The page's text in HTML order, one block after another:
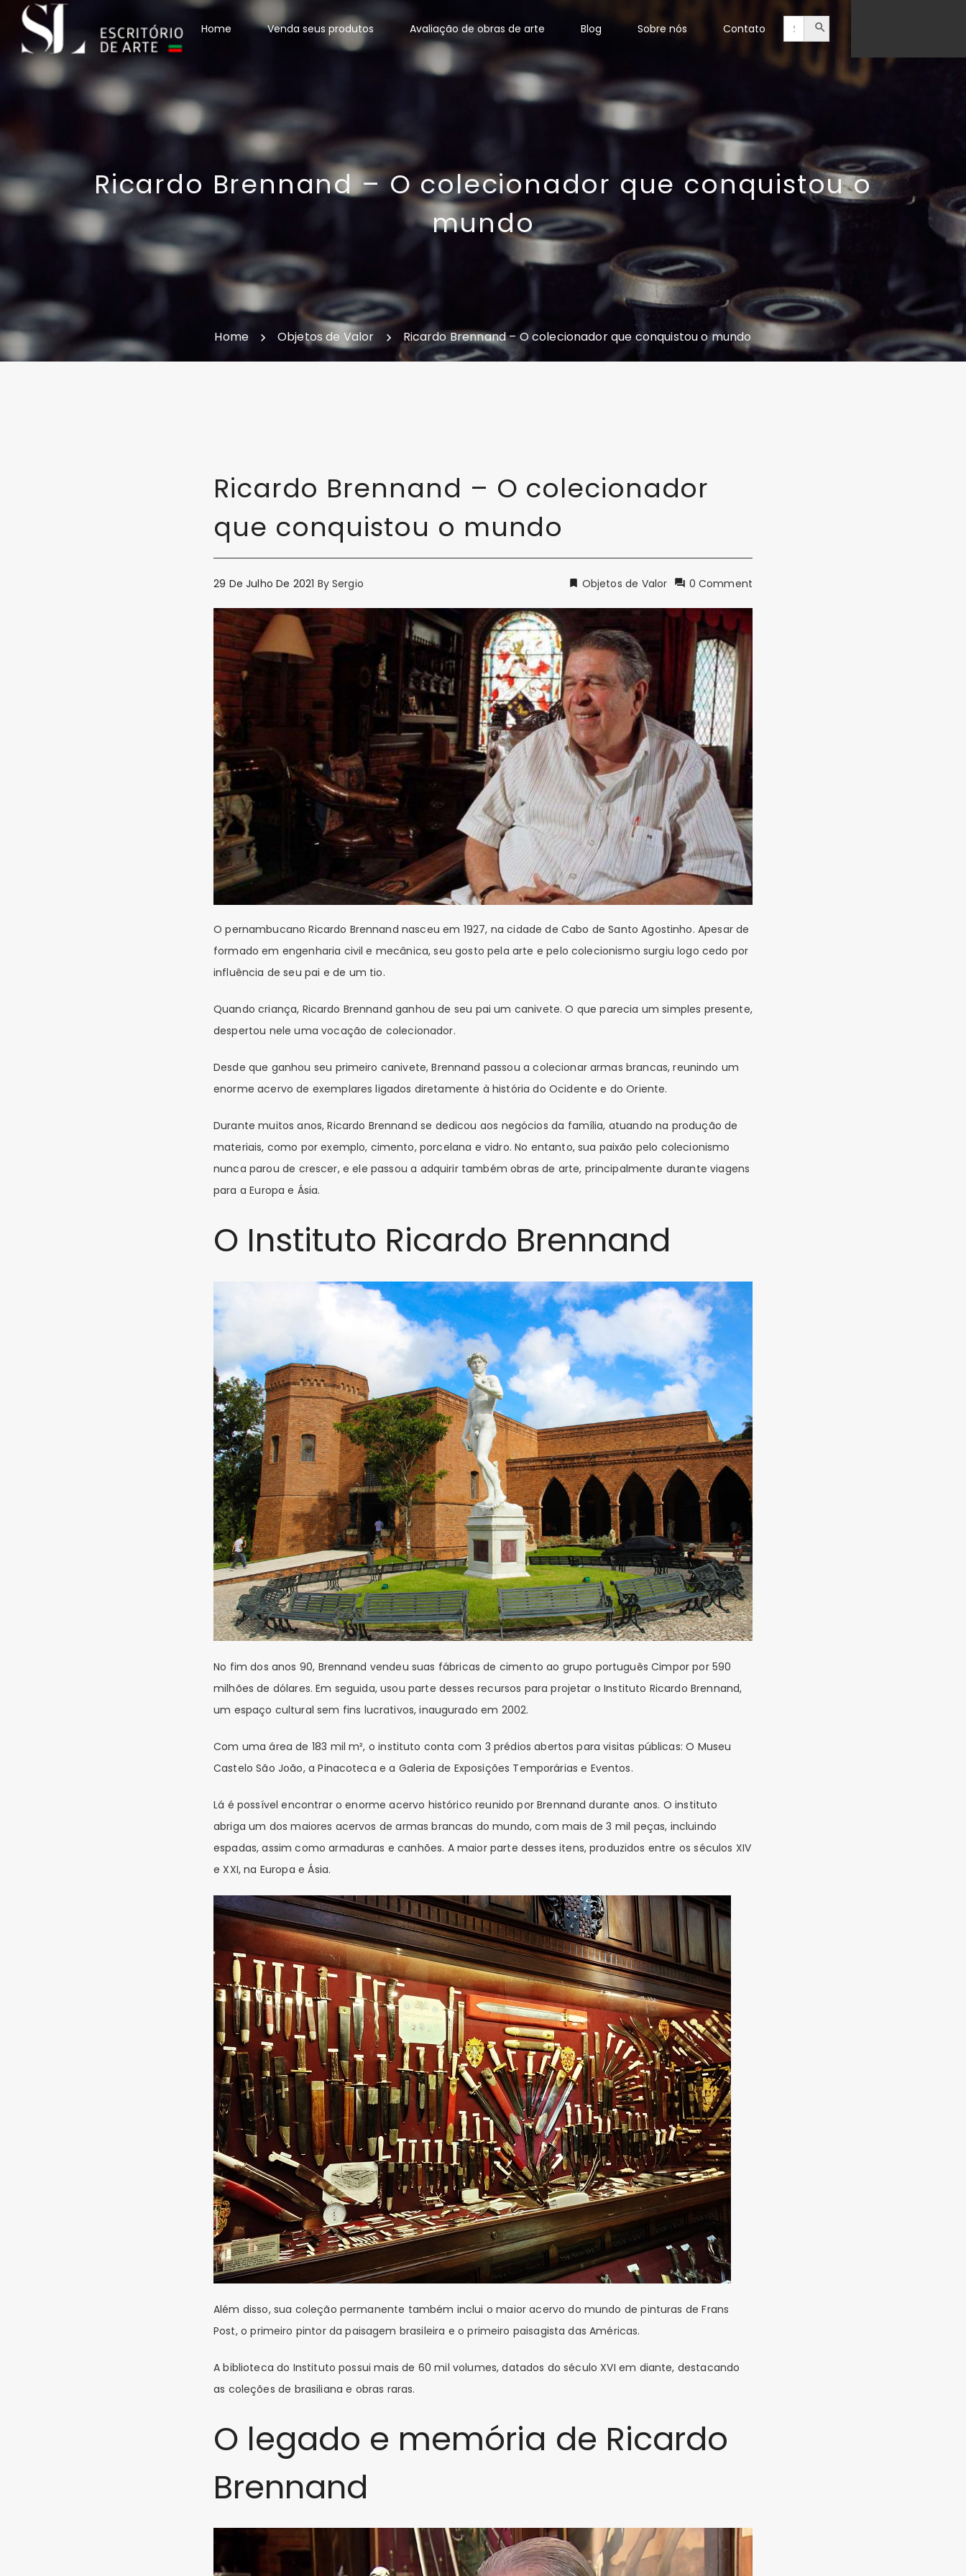
Home Venda seus produtos Avaliação de obras de arte Blog Sobre nós Contato SEARCH BUTTON
Ricardo Brennand – O colecionador que conquistou o
mundo
Home Objetos de Valor Ricardo Brennand – O colecionador que conquistou o mundo
Ricardo Brennand – O colecionador
que conquistou o mundo
29 De Julho De 2021 BySergio Objetos de Valor 0 Comment
O pernambucano Ricardo Brennand nasceu em 1927, na cidade de Cabo de Santo Agostinho. Apesar de
formado em engenharia civil e mecânica, seu gosto pela arte e pelo colecionismo surgiu logo cedo por
influência de seu pai e de um tio.
Quando criança, Ricardo Brennand ganhou de seu pai um canivete. O que parecia um simples presente,
despertou nele uma vocação de colecionador.
Desde que ganhou seu primeiro canivete, Brennand passou a colecionar armas brancas, reunindo um
enorme acervo de exemplares ligados diretamente à história do Ocidente e do Oriente.
Durante muitos anos, Ricardo Brennand se dedicou aos negócios da família, atuando na produção de
materiais, como por exemplo, cimento, porcelana e vidro. No entanto, sua paixão pelo colecionismo
nunca parou de crescer, e ele passou a adquirir também obras de arte, principalmente durante viagens
para a Europa e Ásia.
O Instituto Ricardo Brennand
No fim dos anos 90, Brennand vendeu suas fábricas de cimento ao grupo português Cimpor por 590
milhões de dólares. Em seguida, usou parte desses recursos para projetar o Instituto Ricardo Brennand,
um espaço cultural sem fins lucrativos, inaugurado em 2002.
Com uma área de 183 mil m², o instituto conta com 3 prédios abertos para visitas públicas: O Museu
Castelo São João, a Pinacoteca e a Galeria de Exposições Temporárias e Eventos.
Lá é possível encontrar o enorme acervo histórico reunido por Brennand durante anos. O instituto
abriga um dos maiores acervos de armas brancas do mundo, com mais de 3 mil peças, incluindo
espadas, assim como armaduras e canhões. A maior parte desses itens, produzidos entre os séculos XIV
e XXI, na Europa e Ásia.
Além disso, sua coleção permanente também inclui o maior acervo do mundo de pinturas deFrans
Post, o primeiro pintor da paisagem brasileira e o primeiro paisagista das Américas.
A biblioteca do Instituto possui mais de 60 mil volumes, datados do século XVI em diante, destacando
as coleções de brasiliana e obras raras.
O legado e memória de Ricardo
Brennand